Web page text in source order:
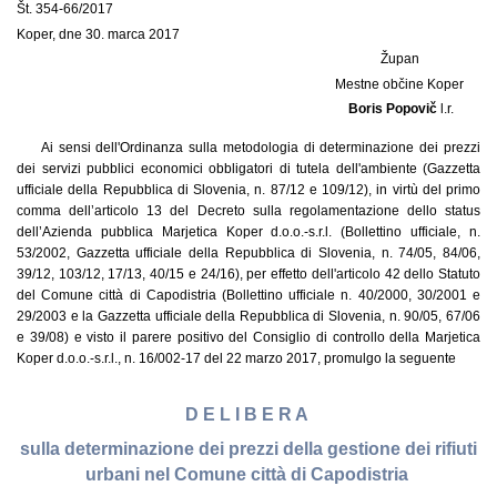
Št. 354-66/2017
Koper, dne 30. marca 2017
Župan
Mestne občine Koper
Boris Popovič l.r.
Ai sensi dell'Ordinanza sulla metodologia di determinazione dei prezzi
dei servizi pubblici economici obbligatori di tutela dell'ambiente (Gazzetta
ufficiale della Repubblica di Slovenia, n. 87/12 e 109/12), in virtù del primo
comma dell’articolo 13 del Decreto sulla regolamentazione dello status
dell’Azienda pubblica Marjetica Koper d.o.o.-s.r.l. (Bollettino ufficiale, n.
53/2002, Gazzetta ufficiale della Repubblica di Slovenia, n. 74/05, 84/06,
39/12, 103/12, 17/13, 40/15 e 24/16), per effetto dell'articolo 42 dello Statuto
del Comune città di Capodistria (Bollettino ufficiale n. 40/2000, 30/2001 e
29/2003 e la Gazzetta ufficiale della Repubblica di Slovenia, n. 90/05, 67/06
e 39/08) e visto il parere positivo del Consiglio di controllo della Marjetica
Koper d.o.o.-s.r.l., n. 16/002-17 del 22 marzo 2017, promulgo la seguente
D E L I B E R A
sulla determinazione dei prezzi della gestione dei rifiuti
urbani nel Comune città di Capodistria